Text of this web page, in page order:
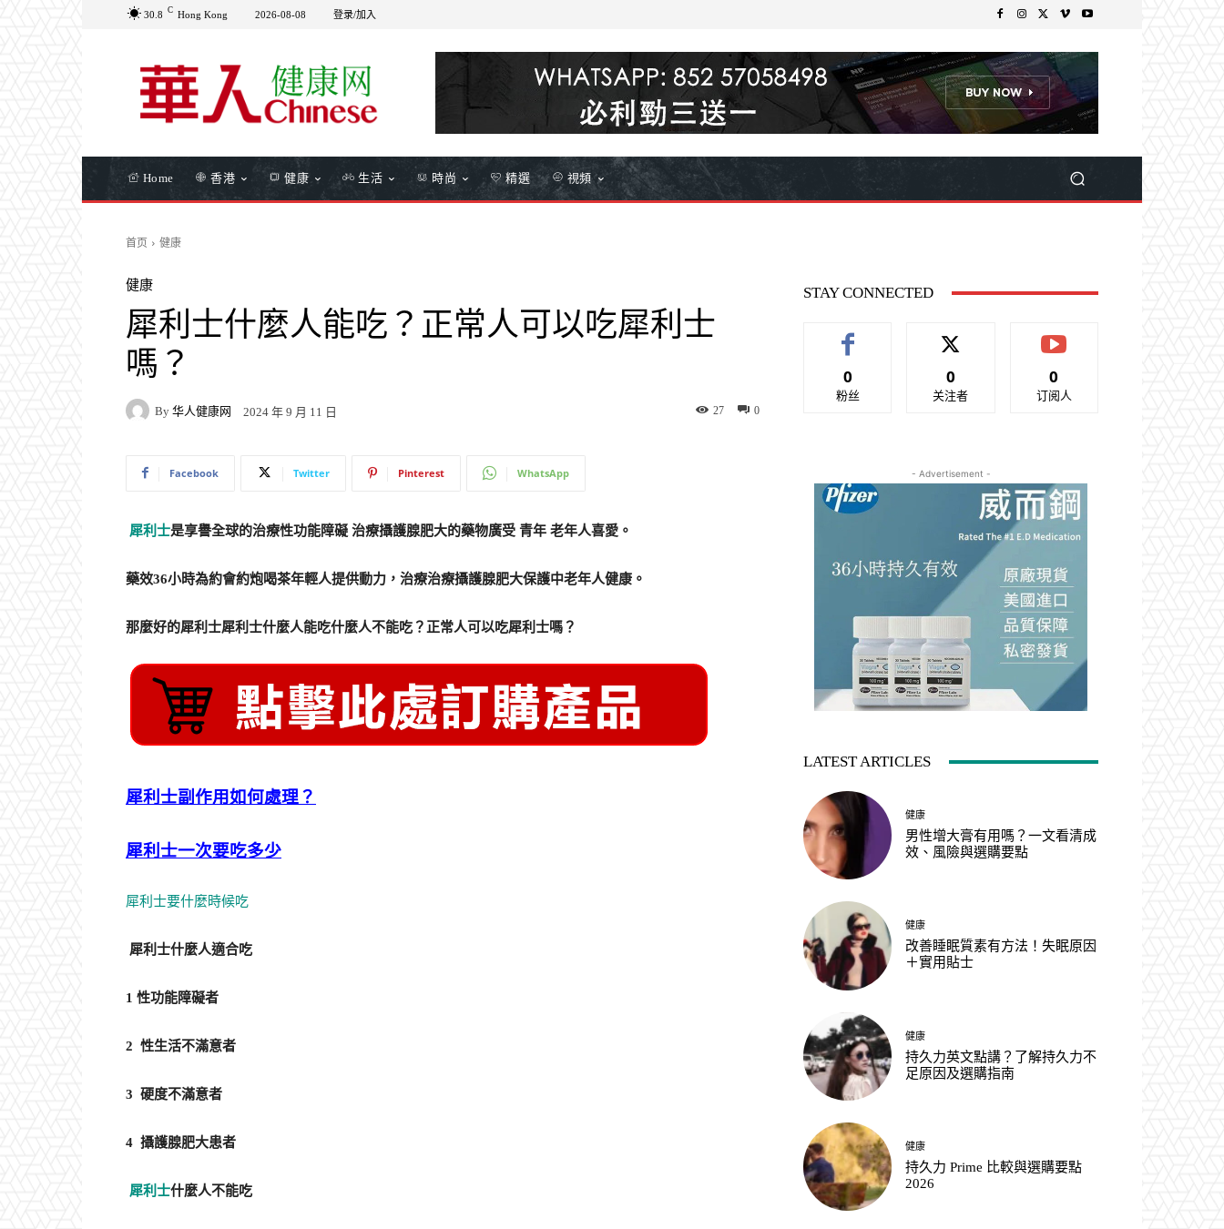
30.8 C Hong Kong 2026-08-08 登录/加入
Home 香港 健康 生活 時尚 精選 視頻
首页 健康
健康
犀利士什麼人能吃？正常人可以吃犀利士
嗎？
By 华人健康网 2024 年 9 月 11 日 0
27
Facebook Twitter Pinterest WhatsApp
犀利士是享譽全球的治療性功能障礙 治療攝護腺肥大的藥物廣受 青年 老年人喜愛。
藥效36小時為約會約炮喝茶年輕人提供動力，治療治療攝護腺肥大保護中老年人健康。
那麼好的犀利士犀利士什麼人能吃什麼人不能吃？正常人可以吃犀利士嗎？
犀利士副作用如何處理？
犀利士一次要吃多少
犀利士要什麼時候吃
犀利士什麼人適合吃
1 性功能障礙者
2 性生活不滿意者
3 硬度不滿意者
4 攝護腺肥大患者
犀利士什麼人不能吃
STAY CONNECTED
0
粉丝
0
关注者
0
订阅人
- Advertisement -
LATEST ARTICLES
健康
男性增大膏有用嗎？一文看清成
效、風險與選購要點
健康
改善睡眠質素有方法！失眠原因
＋實用貼士
健康
持久力英文點講？了解持久力不
足原因及選購指南
健康
持久力 Prime 比較與選購要點
2026